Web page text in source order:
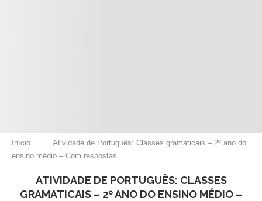
Início
Atividade de Português: Classes gramaticais – 2º ano do
ensino médio – Com respostas
ATIVIDADE DE PORTUGUÊS: CLASSES
GRAMATICAIS – 2º ANO DO ENSINO MÉDIO –